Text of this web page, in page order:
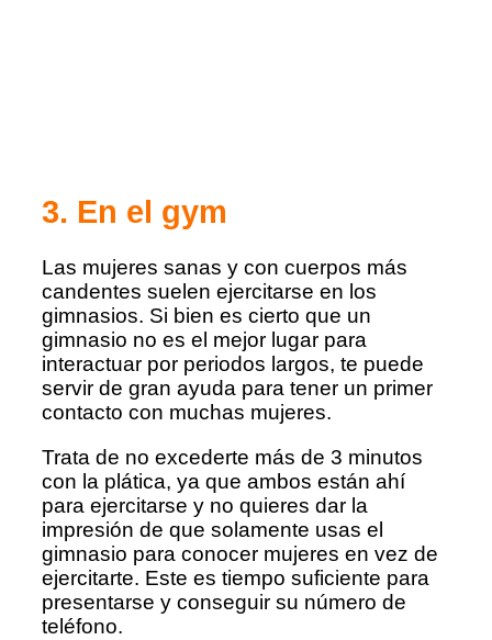
3. En el gym
Las mujeres sanas y con cuerpos más
candentes suelen ejercitarse en los
gimnasios. Si bien es cierto que un
gimnasio no es el mejor lugar para
interactuar por periodos largos, te puede
servir de gran ayuda para tener un primer
contacto con muchas mujeres.
Trata de no excederte más de 3 minutos
con la plática, ya que ambos están ahí
para ejercitarse y no quieres dar la
impresión de que solamente usas el
gimnasio para conocer mujeres en vez de
ejercitarte. Este es tiempo suficiente para
presentarse y conseguir su número de
teléfono.